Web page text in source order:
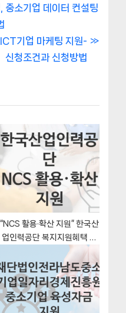
중소기업 데이터 컨설팅
기업 마케팅 지원-
신청조건과 신청방법
“NCS 활용·확산 지원” 한국산
업인력공단 복지지원혜택 자
격조건과 구비서류